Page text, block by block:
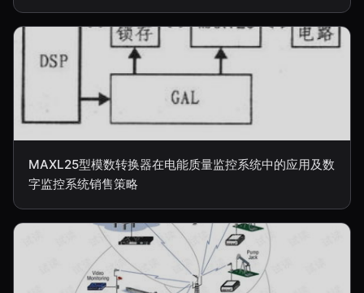
MAXL25型模数转换器在电能质量监控系统中的应用及数
字监控系统销售策略